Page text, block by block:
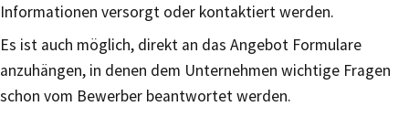
Informationen versorgt oder kontaktiert werden.
Es ist auch möglich, direkt an das Angebot Formulare
anzuhängen, in denen dem Unternehmen wichtige Fragen
schon vom Bewerber beantwortet werden.